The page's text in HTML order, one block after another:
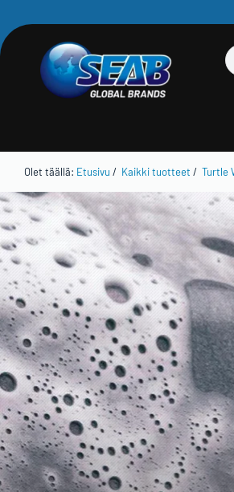
to
content
...
Olet täällä: Etusivu / Kaikki tuotteet / Turtle